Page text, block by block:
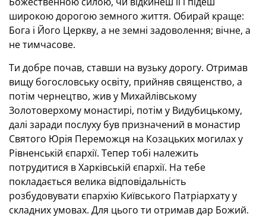
широкою дорогою земного життя. Обирай краще:
Бога і Його Церкву, а не земні задоволення; вічне, а
не тимчасове.
Ти добре почав, ставши на вузьку дорогу. Отримав
вищу богословську освіту, прийняв священство, а
потім чернецтво, жив у Михайлівському
Золотоверхому монастирі, потім у Видубицькому,
далі заради послуху був призначений в монастир
Святого Юрія Переможця на Козацьких могилах у
Рівненській єпархії. Тепер тобі належить
потрудитися в Харківській єпархії. На тебе
покладається велика відповідальність
розбудовувати єпархію Київського Патріархату у
складних умовах. Для цього ти отримав дар Божий.